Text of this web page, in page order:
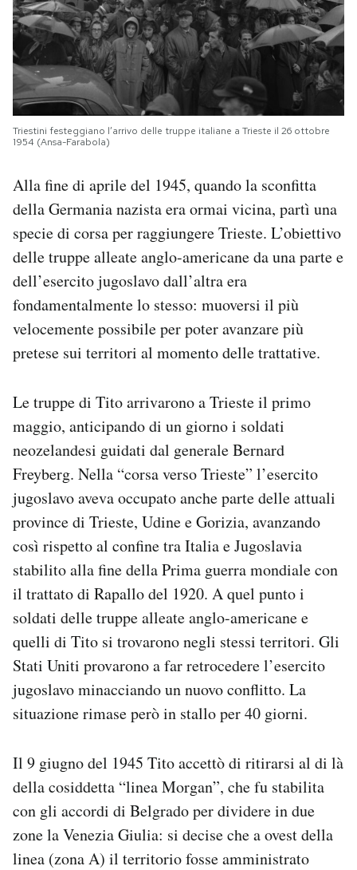
Triestini festeggiano l’arrivo delle truppe italiane a Trieste il 26 ottobre
1954 (Ansa-Farabola)
Alla fine di aprile del 1945, quando la sconfitta
della Germania nazista era ormai vicina, partì una
specie di corsa per raggiungere Trieste. L’obiettivo
delle truppe alleate anglo-americane da una parte e
dell’esercito jugoslavo dall’altra era
fondamentalmente lo stesso: muoversi il più
velocemente possibile per poter avanzare più
pretese sui territori al momento delle trattative.
Le truppe di Tito arrivarono a Trieste il primo
maggio, anticipando di un giorno i soldati
neozelandesi guidati dal generale Bernard
Freyberg. Nella “corsa verso Trieste” l’esercito
jugoslavo aveva occupato anche parte delle attuali
province di Trieste, Udine e Gorizia, avanzando
così rispetto al confine tra Italia e Jugoslavia
stabilito alla fine della Prima guerra mondiale con
il trattato di Rapallo del 1920. A quel punto i
soldati delle truppe alleate anglo-americane e
quelli di Tito si trovarono negli stessi territori. Gli
Stati Uniti provarono a far retrocedere l’esercito
jugoslavo minacciando un nuovo conflitto. La
situazione rimase però in stallo per 40 giorni.
Il 9 giugno del 1945 Tito accettò di ritirarsi al di là
della cosiddetta “linea Morgan”, che fu stabilita
con gli accordi di Belgrado per dividere in due
zone la Venezia Giulia: si decise che a ovest della
linea (zona A) il territorio fosse amministrato